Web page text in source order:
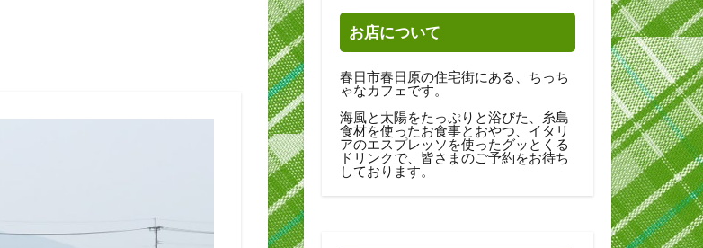
お店について
春日市春日原の住宅街にある、ちっち
ゃなカフェです。
海風と太陽をたっぷりと浴びた、糸島
食材を使ったお食事とおやつ、イタリ
アのエスプレッソを使ったグッとくる
ドリンクで、皆さまのご予約をお待ち
しております。